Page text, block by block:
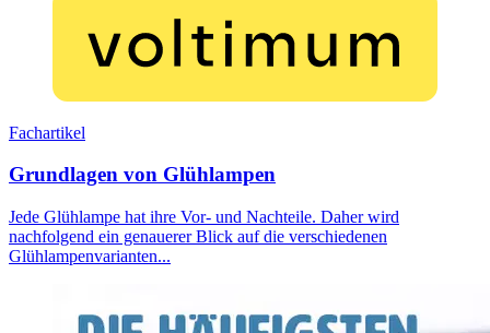
Fachartikel
Grundlagen von Glühlampen
Jede Glühlampe hat ihre Vor- und Nachteile. Daher wird
nachfolgend ein genauerer Blick auf die verschiedenen
Glühlampenvarianten...